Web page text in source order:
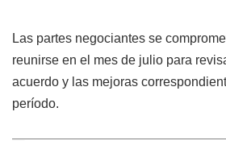
Las partes negociantes se
reunirse en el mes de julio para
acuerdo y las mejoras
período.